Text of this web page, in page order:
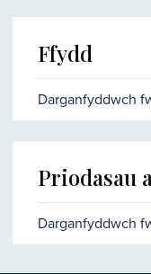
Ffydd
Darganfyddwch
Priodasau
Darganfyddwch